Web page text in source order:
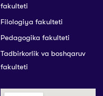
fakulteti
Filologiya fakulteti
Pedagogika fakulteti
Tadbirkorlik va boshqaruv
fakulteti